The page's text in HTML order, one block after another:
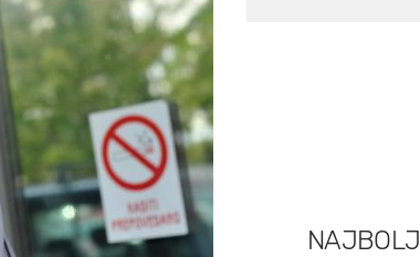
NAJBOLJ